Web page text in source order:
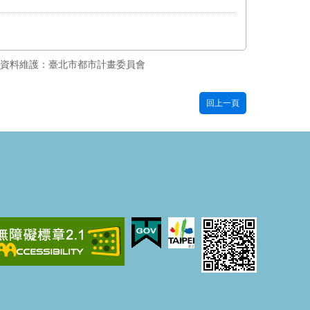
資料維護：臺北市都市計畫委員會
回上一頁